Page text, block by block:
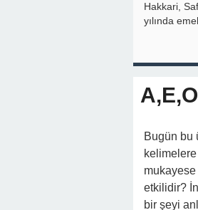
Hakkari,
yılında
Bugün bu
etkilidir?
bir şeyi